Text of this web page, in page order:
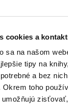
cookies a
sa na našom
tipy na
a bez
Okrem toho
začalo